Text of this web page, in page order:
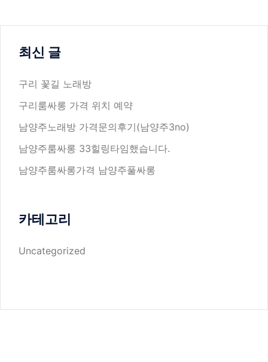
최신 글
구리 꽃길 노래방
구리룸싸롱 가격 위치 예약
남양주노래방 가격문의후기(남양주3no)
남양주룸싸롱 33힐링타임했습니다.
남양주룸싸롱가격 남양주풀싸롱
카테고리
Uncategorized